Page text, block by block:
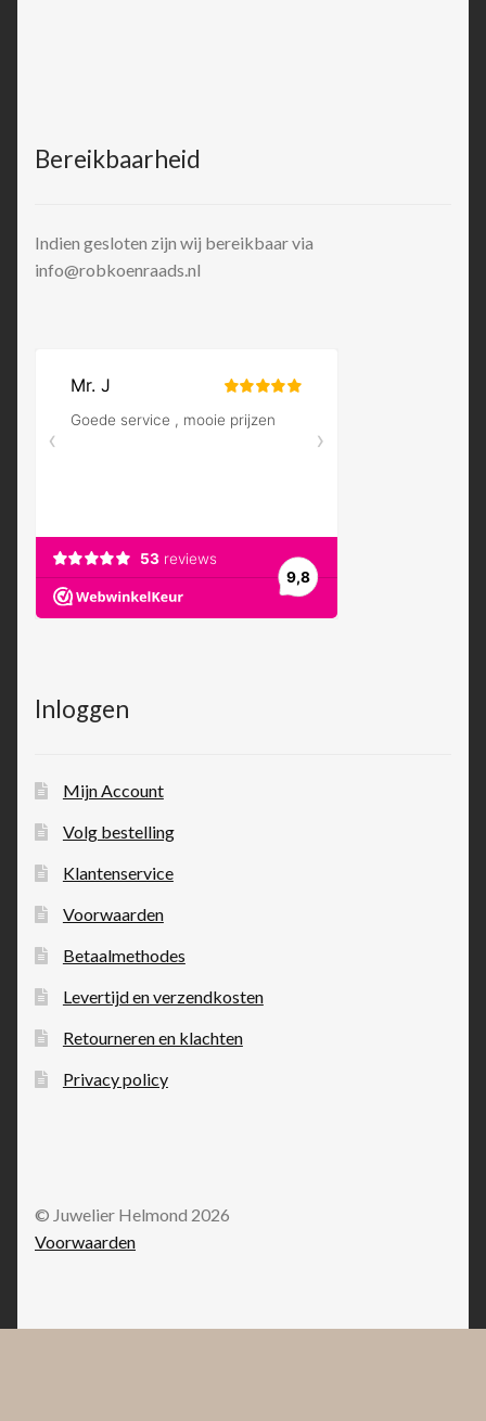
Bereikbaarheid
Indien gesloten zijn wij bereikbaar via
info@robkoenraads.nl
Inloggen
Mijn Account
Volg bestelling
Klantenservice
Voorwaarden
Betaalmethodes
Levertijd en verzendkosten
Retourneren en klachten
Privacy policy
© Juwelier Helmond 2026
Voorwaarden